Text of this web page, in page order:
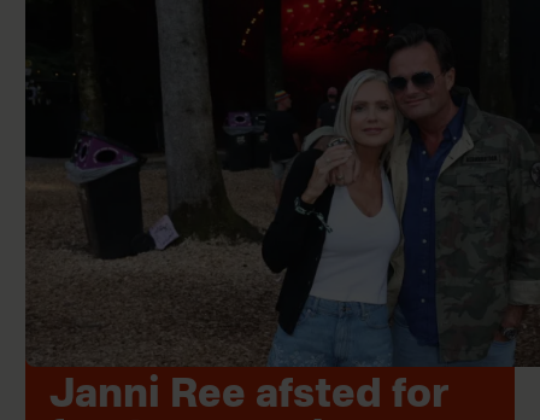
Janni Ree afsted for